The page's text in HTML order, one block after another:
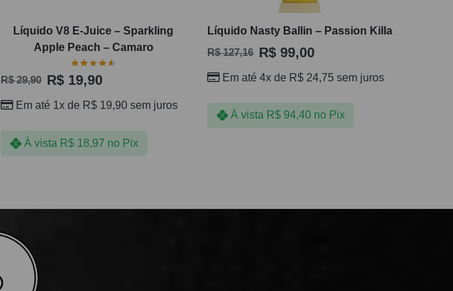
Líquido V8 E-Juice – Sparkling
Apple Peach – Camaro
R$29,90 R$19,90
Em até 1x de R$19,90sem juros
À vista R$18,97 no Pix
Líquido Nasty Ballin – Passion Killa
R$127,16 R$99,00
Em até 4x de R$24,75 sem juros
À vista R$94,40 no Pix